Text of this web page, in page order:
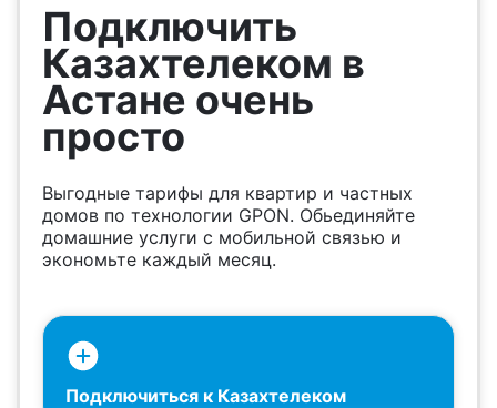
Проверить
возможность
подключения
Проверить
возможность
подключения по
названию ЖК
Новости
Акции
Заявка на
подбор тарифа
Подключить
Казахтелеком в
Астане очень
просто
Выгодные тарифы для квартир и частных
домов по технологии GPON. Обьединяйте
домашние услуги с мобильной связью и
экономьте каждый месяц.
Подключиться к Казахтелеком